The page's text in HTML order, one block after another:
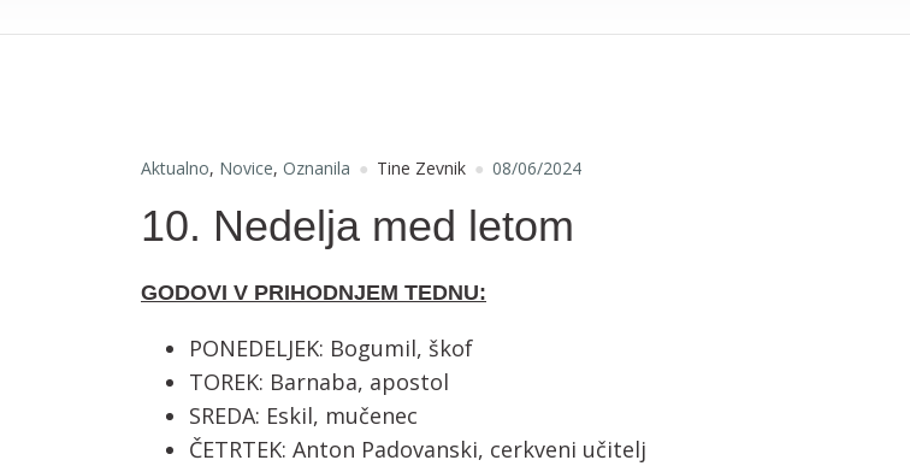
Aktualno, Novice, Oznanila Tine Zevnik 08/06/2024
10. Nedelja med letom
GODOVI V PRIHODNJEM TEDNU:
PONEDELJEK: Bogumil, škof
TOREK: Barnaba, apostol
SREDA: Eskil, mučenec
ČETRTEK: Anton Padovanski, cerkveni učitelj